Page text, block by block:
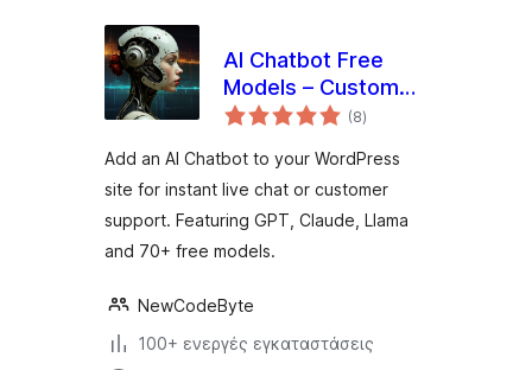
AI Chatbot Free
Models – Customer
Support, Live Chat,
(8αξιολογήσεις
σύνολο
)
Add an AI Chatbot to your WordPress
site for instant live chat or customer
support. Featuring GPT, Claude, Llama
and 70+ free models.
NewCodeByte
100+ ενεργές εγκαταστάσεις